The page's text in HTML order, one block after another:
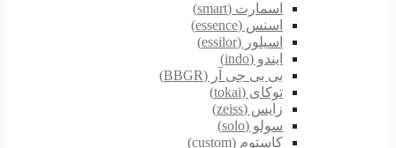
اسمارت (smart)
اسنس (essence)
اسیلور (essilor)
ایندو (indo)
بی بی جی آر (BBGR)
توکای (tokai)
زایس (zeiss)
سولو (solo)
کاستوم (custom)